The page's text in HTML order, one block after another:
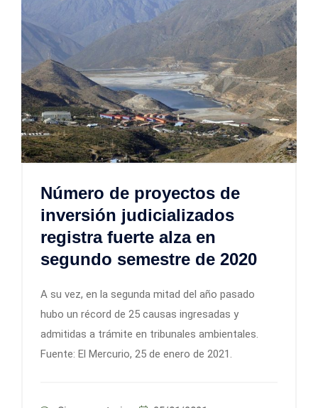
Número de proyectos de
inversión judicializados
registra fuerte alza en
segundo semestre de 2020
A su vez, en la segunda mitad del año pasado
hubo un récord de 25 causas ingresadas y
admitidas a trámite en tribunales ambientales.
Fuente: El Mercurio, 25 de enero de 2021.